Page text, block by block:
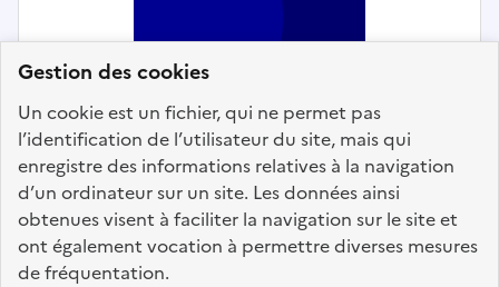
Gestion des cookies
Un cookie est un fichier, qui ne permet pas
l’identification de l’utilisateur du site, mais qui
enregistre des informations relatives à la navigation
d’un ordinateur sur un site. Les données ainsi
obtenues visent à faciliter la navigation sur le site et
ont également vocation à permettre diverses mesures
de fréquentation.
Agent polyvalent de maintenance
des VRD - Communauté de
Communes Roumois Seine
Intervention technique et logistique